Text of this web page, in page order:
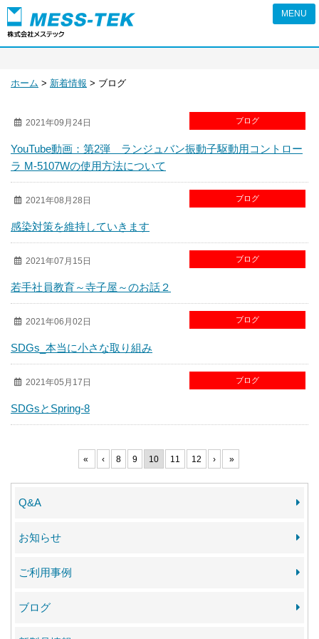
ホーム > 新着情報 > ブログ
ブログ
2021年09月24日
YouTube動画：第2弾 ランジュバン振動子駆動用コントロー
ラ M-5107Wの使用方法について
ブログ
2021年08月28日
感染対策を維持していきます
ブログ
2021年07月15日
若手社員教育～寺子屋～のお話２
ブログ
2021年06月02日
SDGs_本当に小さな取り組み
ブログ
2021年05月17日
SDGsとSpring-8
« ‹ 8 9 10 11 12 › »
Q&A
お知らせ
ご利用事例
ブログ